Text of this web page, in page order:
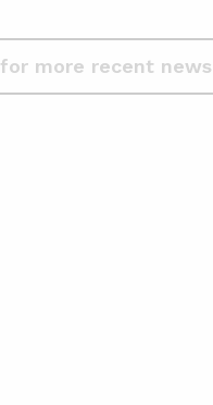
more recent